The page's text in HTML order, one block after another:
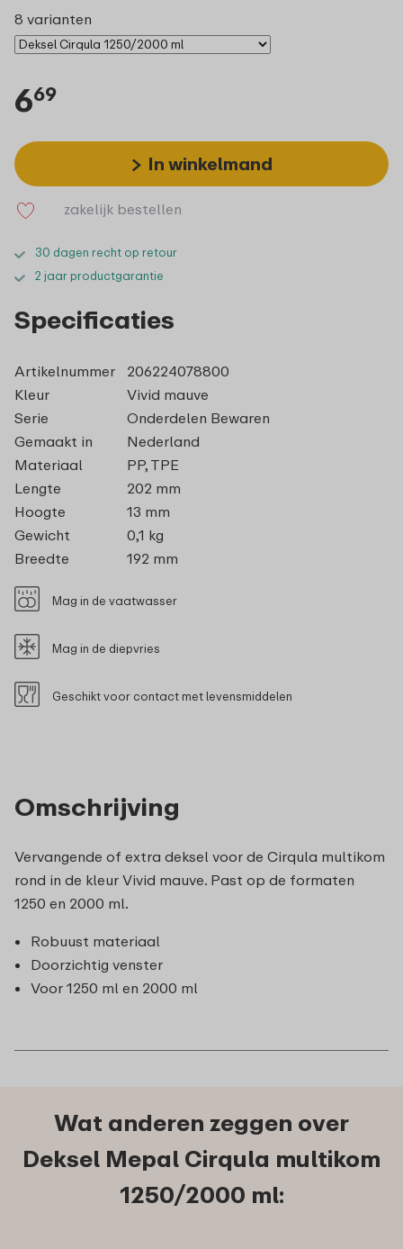
8 varianten
669
In winkelmand
zakelijk bestellen
30 dagen recht op retour
2 jaar productgarantie
Omschrijving
Vervangende of extra deksel voor de Cirqula multikom
rond in de kleur Vivid mauve. Past op de formaten
1250 en 2000 ml.
Robuust materiaal
Doorzichtig venster
Voor 1250 ml en 2000 ml
Specificaties
Artikelnummer
206224078800
Kleur
Vivid mauve
Serie
Onderdelen Bewaren
Gemaakt in
Nederland
Materiaal
PP, TPE
Lengte
202 mm
Hoogte
13 mm
Gewicht
0,1 kg
Breedte
192 mm
Mag in de vaatwasser
Mag in de diepvries
Geschikt voor contact met levensmiddelen
Wat anderen zeggen over
Deksel Mepal Cirqula multikom
1250/2000 ml: